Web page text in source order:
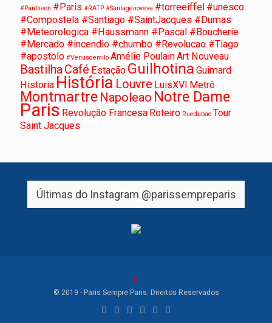
#Pantheon #Paris #RATP #Santagenoveva #torreeiffel #unesco
#Compostela #Santiago #SaintJacques #Dumas
#Meteorologica #Haussmann #Pascal #Boucherie
#Mercado #incendio #chumbo #Revolucao #Tiago
#apostolo #Venusdemilo Amélie PoulainArt Nouveau
Bastilha Café Estação Guilhotina Guimard
Historia História Louvre LuisXVI Metrô
Montmartre Napoleao Notre Dame
Paris Revolução Francesa Roteiro Ruedubac Tour
Saint Jacques
Últimas do Instagram @parissempreparis
© 2019 - Paris Sempre Paris. Direitos Reservados